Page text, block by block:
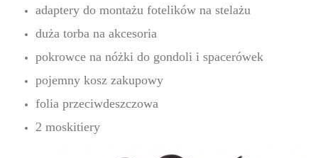
adaptery do montażu fotelików na stelażu
duża torba na akcesoria
pokrowce na nóżki do gondoli i spacerówek
pojemny kosz zakupowy
folia przeciwdeszczowa
2 moskitiery